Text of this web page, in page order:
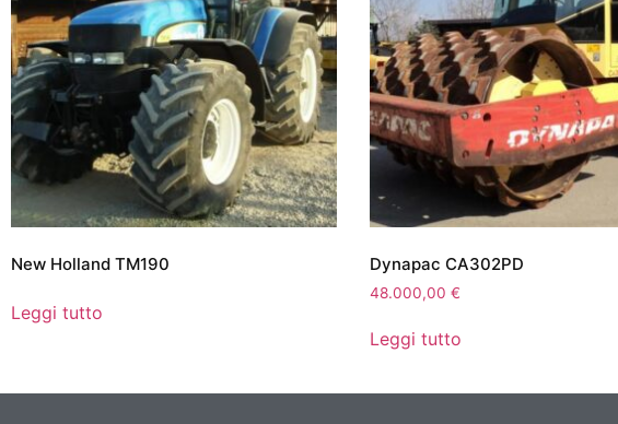
New Holland TM190
Leggi tutto
Dynapac CA302PD
48.000,00 €
Leggi tutto